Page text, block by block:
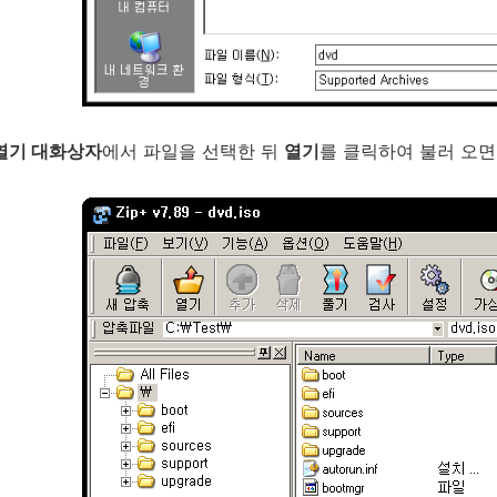
기 대화상자에서 파일을 선택한 뒤 열기를 클릭하여 불러 오